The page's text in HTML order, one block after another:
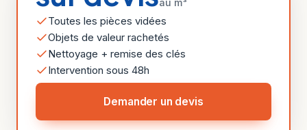
Toutes les pièces vidées
Objets de valeur rachetés
Nettoyage + remise des clés
Intervention sous 48h
Demander un devis